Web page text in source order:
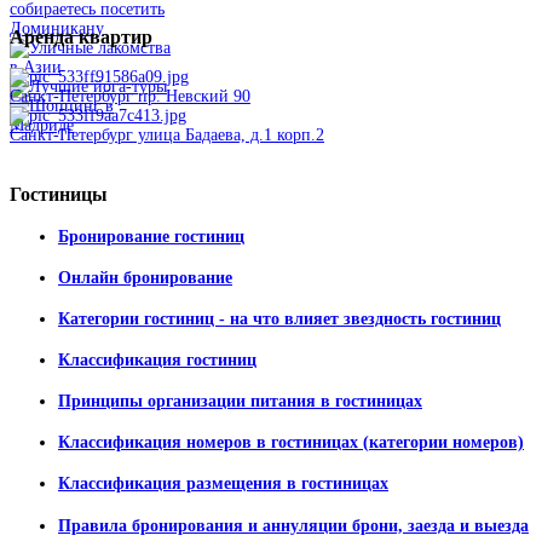
Арендаквартир
Санкт-Петербург пр. Невский 90
Санкт-Петербург улица Бадаева, д.1 корп.2
Гостиницы
Бронирование гостиниц
Онлайн бронирование
Категории гостиниц - на что влияет звездность гостиниц
Классификация гостиниц
Принципы организации питания в гостиницах
Классификация номеров в гостиницах (категории номеров)
Классификация размещения в гостиницах
Правила бронирования и аннуляции брони, заезда и выезда